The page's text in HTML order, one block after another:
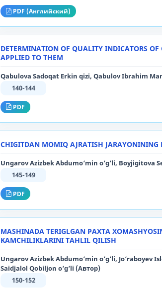
PDF (Английский)
DETERMINATION OF QUALITY INDICATORS
APPLIED TO THEM
Qabulova Sadoqat Erkin qizi, Qabulov Ibrahim
140-144
PDF
CHIGITDAN MOMIQ AJRATISH JARAYONINING
Ungarov Azizbek Abdumo‘min o‘g‘li,
145-149
PDF
MASHINADA TERIGLGAN PAXTA
KAMCHILIKLARINI TAHLIL QILISH
Ungarov Azizbek Abdumo‘min o‘g‘li, Jo‘raboyev
Saidjalol Qobiljon o‘g‘li (Автор)
150-152